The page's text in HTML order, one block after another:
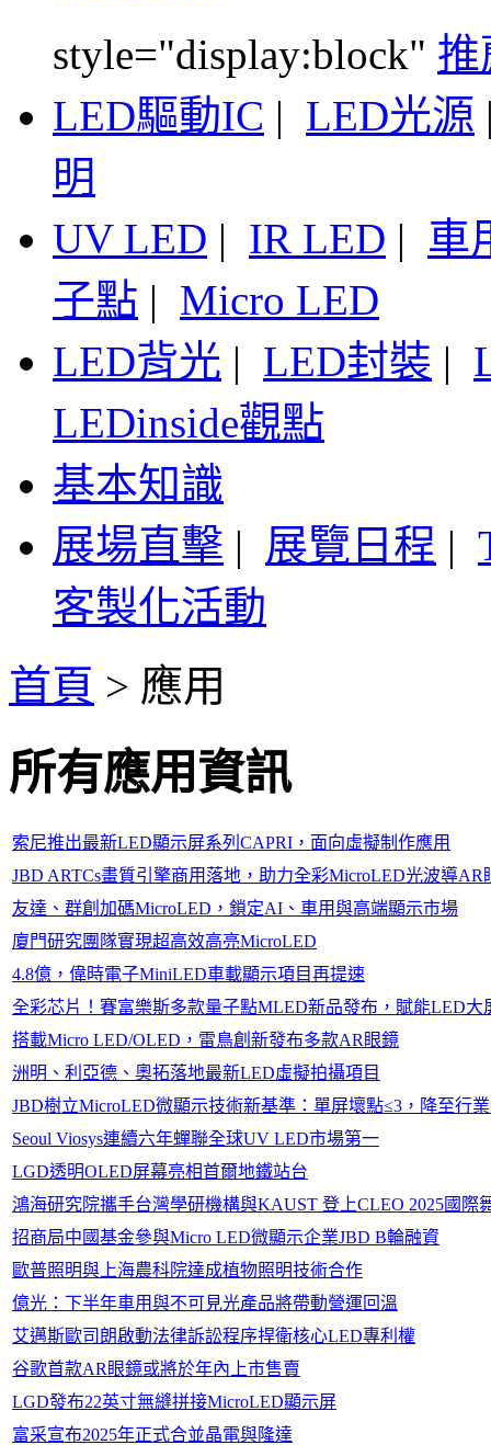
style="display:block" 推
LED驅動IC | LED光源
明
UV LED | IR LED | 車
子點 | Micro LED
LED背光 | LED封裝 |
LEDinside觀點
基本知識
展場直擊 | 展覽日程 |
客製化活動
首頁 > 應用
所有應用資訊
索尼推出最新LED顯示屏系列CAPRI，面向虛擬制作應用
JBD ARTCs畫質引擎商用落地，助力全彩MicroLED光波導
友達、群創加碼MicroLED，鎖定AI、車用與高端顯示市場
廈門研究團隊實現超高效高亮MicroLED
4.8億，偉時電子MiniLED車載顯示項目再提速
全彩芯片！賽富樂斯多款量子點MLED新品發布，賦能LED大
搭載Micro LED/OLED，雷鳥創新發布多款AR眼鏡
洲明、利亞德、奧拓落地最新LED虛擬拍攝項目
JBD樹立MicroLED微顯示技術新基準：單屏壞點≤3，降至行
Seoul Viosys連續六年蟬聯全球UV LED市場第一
LGD透明OLED屏幕亮相首爾地鐵站台
鴻海研究院攜手台灣學研機構與KAUST 登上CLEO 2025國際
招商局中國基金參與Micro LED微顯示企業JBD B輪融資
歐普照明與上海農科院達成植物照明技術合作
億光：下半年車用與不可見光產品將帶動營運回溫
艾邁斯歐司朗啟動法律訴訟程序捍衛核心LED專利權
谷歌首款AR眼鏡或將於年內上市售賣
LGD發布22英寸無縫拼接MicroLED顯示屏
富采宣布2025年正式合並晶電與隆達